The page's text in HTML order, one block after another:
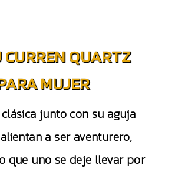
CURREN QUARTZ
MUJER
junto con su aguja
a ser aventurero,
que uno se deje llevar por